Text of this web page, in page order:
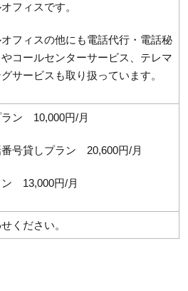
フィスです。
フィスの他にも電話代行・電話秘
コールセンターサービス、テレマ
サービスも取り扱っています。
ン 10,000円/月
号貸しプラン 20,600円/月
ン 13,000円/月
ください。